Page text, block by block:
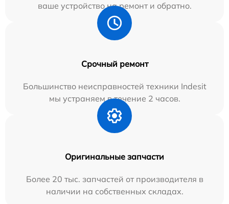
ваше устройство на ремонт и обратно.
Срочный ремонт
Большинство неисправностей техники Indesit
мы устраняем в течение 2 часов.
Оригинальные запчасти
Более 20 тыс. запчастей от производителя в
наличии на собственных складах.